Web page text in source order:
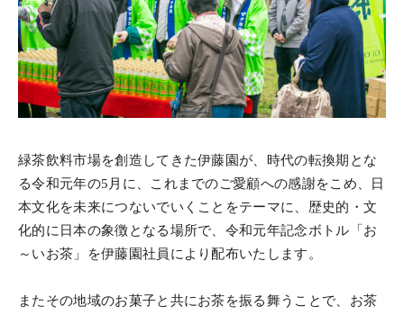
緑茶飲料市場を創造してきた伊藤園が、時代の転換期とな
る令和元年の5月に、これまでのご愛顧への感謝をこめ、日
本文化を未来につないでいくことをテーマに、歴史的・文
化的に日本の象徴となる場所で、令和元年記念ボトル「お
～いお茶」を伊藤園社員により配布いたします。
またその地域のお菓子と共にお茶を振る舞うことで、お茶